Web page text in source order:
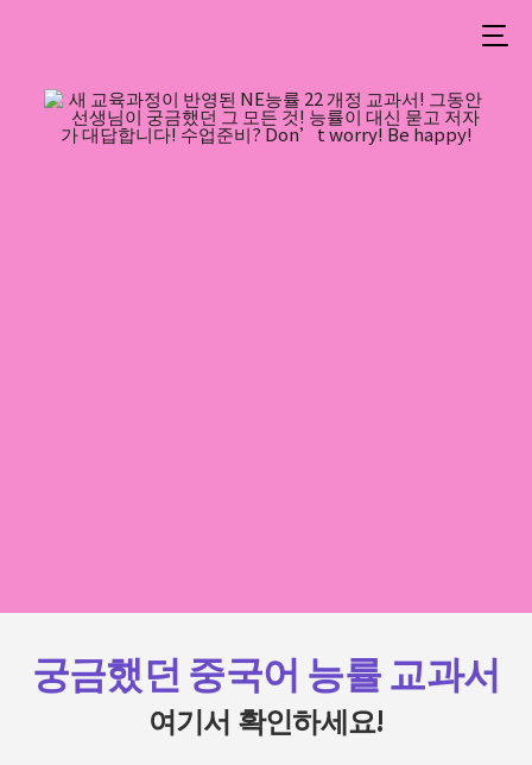
궁금했던 중국어 능률 교과서
여기서 확인하세요!